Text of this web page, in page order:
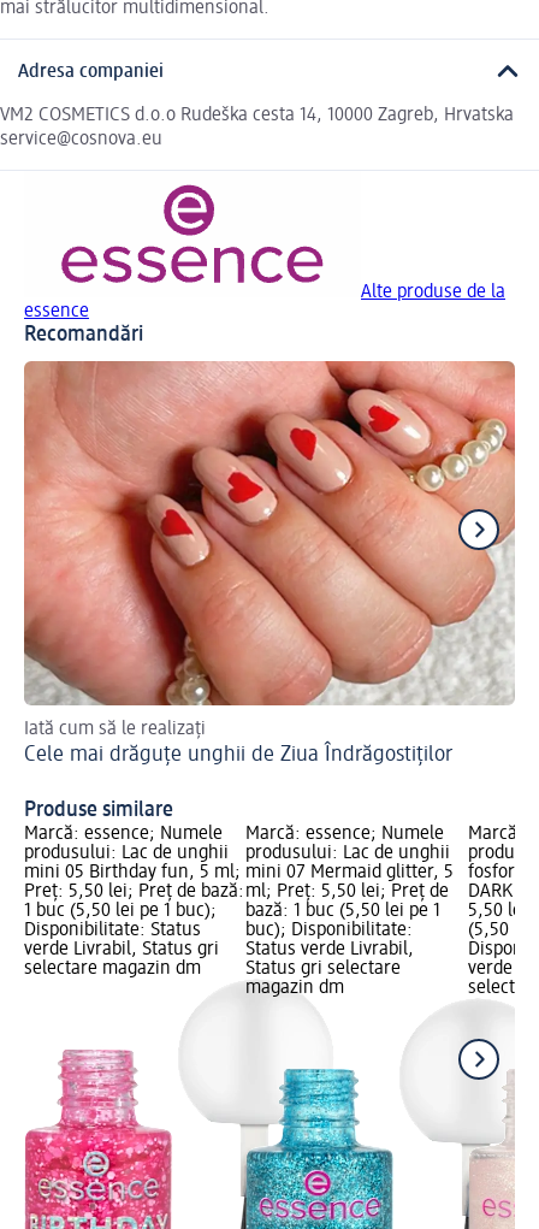
mai strălucitor multidimensional.
Adresa companiei
VM2 COSMETICS d.o.o Rudeška cesta 14, 10000 Zagreb, Hrvatska
service@cosnova.eu
Alte produse de la
essence
Recomandări
Iată cum să le realizați
Cele mai drăguțe unghii de Ziua Îndrăgostiților
Produse similare
Marcă: essence; Numele
produsului: Lac de unghii
mini 05 Birthday fun, 5 ml;
Preț: 5,50 lei; Preț de bază:
1 buc (5,50 lei pe 1 buc);
Disponibilitate: Status
verde Livrabil, Status gri
selectare magazin dm
Marcă: essence; Numele
produsului: Lac de unghii
mini 07 Mermaid glitter, 5
ml; Preț: 5,50 lei; Preț de
bază: 1 buc (5,50 lei pe 1
buc); Disponibilitate:
Status verde Livrabil,
Status gri selectare
magazin dm
Marcă:
DARK
5,50 lei;
(5,50 lei
verde